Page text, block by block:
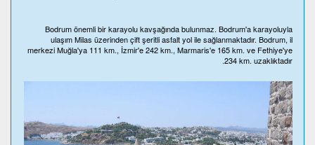
Bodrum önemli bir karayolu kavşağında bulunmaz. Bodrum'a karayoluyla
ulaşım Milas üzerinden çift şeritli asfalt yol ile sağlanmaktadır. Bodrum, il
merkezi Muğla'ya 111 km., İzmir'e 242 km., Marmaris'e 165 km. ve Fethiye'ye
234 km. uzaklıktadır.